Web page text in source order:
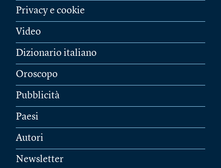
Privacy e cookie
Video
Dizionario italiano
Oroscopo
Pubblicità
Paesi
Autori
Newsletter